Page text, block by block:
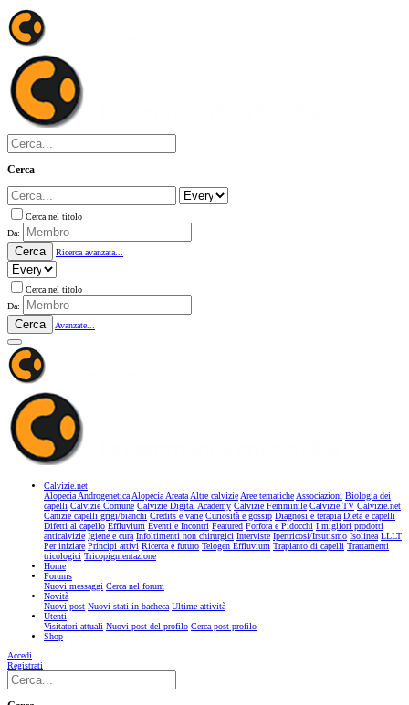
Cerca
Cerca nel titolo
Da:
Cerca Ricerca avanzata...
Cerca nel titolo
Da:
Cerca Avanzate...
Calvizie.net
Alopecia AndrogeneticaAlopecia AreataAltre calvizieAree tematicheAssociazioni Biologia dei
capelli Calvizie Comune Calvizie Digital Academy Calvizie Femminile Calvizie TV Calvizie.net
Canizie capelli grigi/bianchi Credits e varie Curiosità e gossip Diagnosi e terapia Dieta e capelli
Difetti al capello Effluvium Eventi e Incontri Featured Forfora e Pidocchi I migliori prodotti
anticalvizie Igiene e cura Infoltimenti non chirurgici Interviste Ipertricosi/Irsutismo Isolinea LLLT
Per iniziare Principi attivi Ricerca e futuro Telogen Effluvium Trapianto di capelli Trattamenti
tricologici Tricopigmentazione
Home
Forums
Nuovi messaggi Cerca nel forum
Novità
Nuovi post Nuovi stati in bacheca Ultime attività
Utenti
Visitatori attuali Nuovi post del profilo Cerca post profilo
Shop
Accedi
Registrati